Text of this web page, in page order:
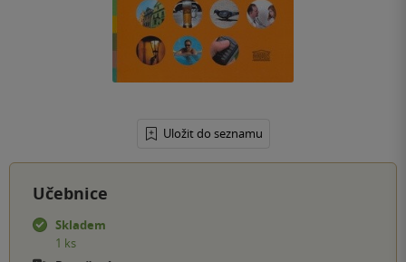
Uložit do seznamu
Učebnice
Skladem
1 ks